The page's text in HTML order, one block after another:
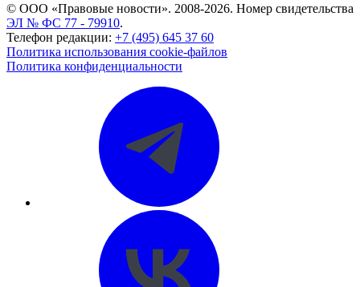
© ООО «Правовые новости». 2008-2026. Номер свидетельства
ЭЛ № ФС 77 - 79910.
Телефон редакции: +7 (495) 645 37 60
Политика использования cookie-файлов
Политика конфиденциальности